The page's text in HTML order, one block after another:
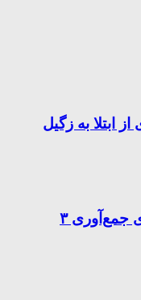
ابتلا به زگیل
دستور سازمان غذا و دارو برای جمع‌آوری ۳